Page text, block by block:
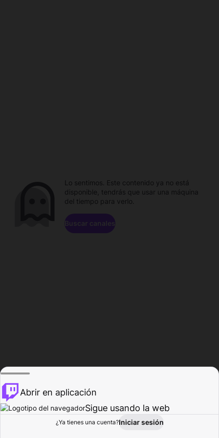
Explorar Actividad
Lo sentimos. Este contenido ya no está
disponible, tendrás que usar una máquina
del tiempo para verlo.
Buscar canales
Abrir en aplicación
Sigue usando la web
¿Ya tienes una cuenta?Iniciar sesión